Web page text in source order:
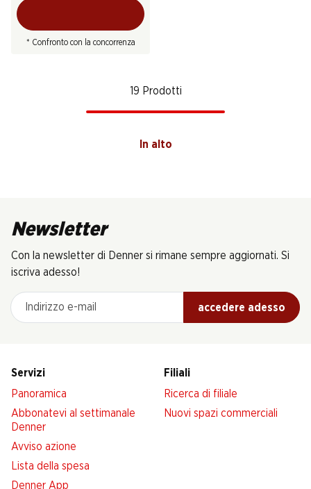
* Confronto con la concorrenza
19 Prodotti
In alto
Newsletter
Con la newsletter di Denner si rimane sempre aggiornati. Si
iscriva adesso!
Indirizzo e-mail
accedere adesso
Servizi
Panoramica
Abbonatevi al settimanale
Denner
Avviso azione
Lista della spesa
Denner App
Filiali
Ricerca di filiale
Nuovi spazi commerciali